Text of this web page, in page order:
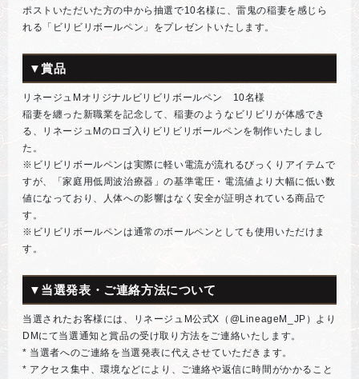
ポストいただいた方の中から抽選で10名様に、雷鬼の稲妻を感じら
れる「ビリビリボールペン」をプレゼントいたします。
▼賞品
リネージュMオリジナルビリビリボールペン 10名様
稲妻を纏った新職業を記念して、稲妻のようなビリビリが体感でき
る、リネージュMのロゴ入りビリビリボールペンを制作いたしまし
た。
※ビリビリボールペンは実際に軽い電流が流れるびっくりアイテムで
すが、「家庭用低周波治療器」の基準電圧・電流値より大幅に低い数
値になっており、人体への影響はなく安全が証明されている商品で
す。
※ビリビリボールペンは通常のボールペンとしても使用いただけま
す。
▼当選発表・ご連絡方法について
当選されたお客様には、リネージュM公式X（@LineageM_JP）より
DMにて当選通知と賞品の受け取り方法をご連絡いたします。
* 当選者へのご連絡を当選発表に代えさせていただきます。
* アクセス集中、環境などにより、ご連絡や返信に時間がかかること